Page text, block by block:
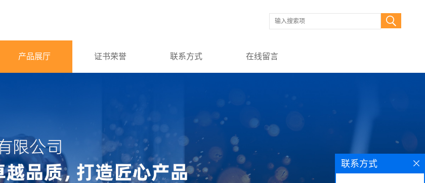
产品展厅 证书荣誉 联系方式 在线留言
联系方式